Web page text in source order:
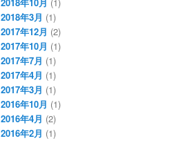
2018年3月 (1)
2017年12月 (2)
2017年10月 (1)
2017年7月 (1)
2017年4月 (1)
2017年3月 (1)
2016年10月 (1)
2016年4月 (2)
2016年2月 (1)